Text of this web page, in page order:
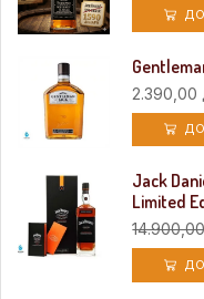
2.390,00
Jack
Limited